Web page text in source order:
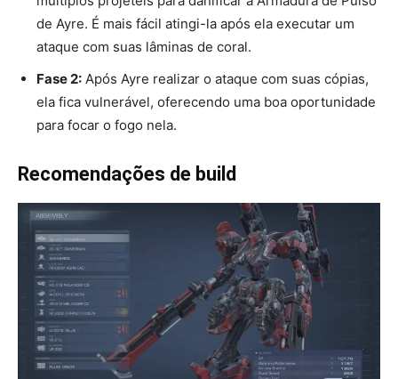
de Ayre. É mais fácil atingi-la após ela executar um
ataque com suas lâminas de coral.
Fase 2: Após Ayre realizar o ataque com suas cópias,
ela fica vulnerável, oferecendo uma boa oportunidade
para focar o fogo nela.
Recomendações de build